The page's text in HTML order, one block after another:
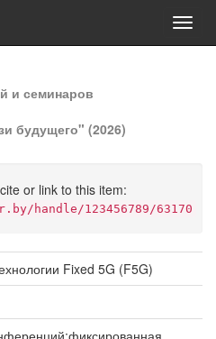
и семинаров
будущего" (2026)
or link to this item:
handle/123456789/63170
Fixed 5G (F5G)